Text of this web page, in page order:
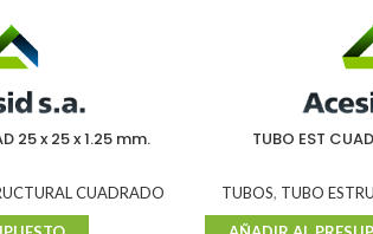
25 x 25 x 1.25 mm.
CUADRADO
TUBO EST
TUBOS, TUBO